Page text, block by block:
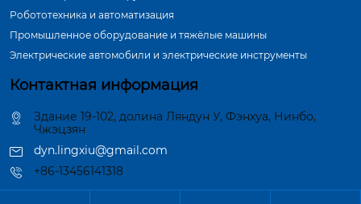
Робототехника и автоматизация
Промышленное оборудование и тяжёлые машины
Электрические автомобили и электрические инструменты
Контактная информация
Здание 19-102, долина Ляндун У, Фэнхуа, Нинбо,
Чжэцзян
dyn.lingxiu@gmail.com
+86-13456141318